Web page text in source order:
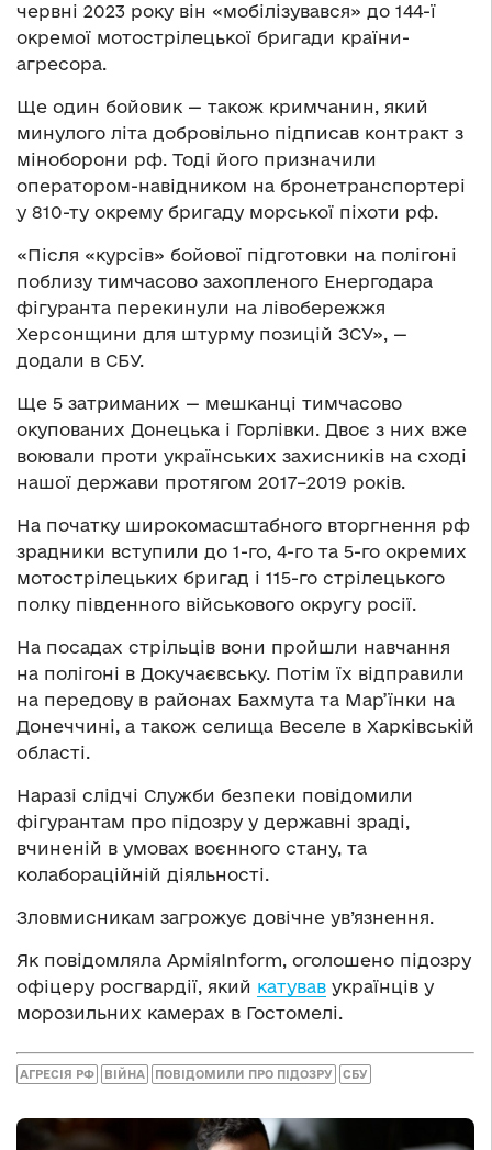
червні 2023 року він «мобілізувався» до 144-ї
окремої мотострілецької бригади країни-
агресора.
Ще один бойовик — також кримчанин, який
минулого літа добровільно підписав контракт з
міноборони рф. Тоді його призначили
оператором-навідником на бронетранспортері
у 810-ту окрему бригаду морської піхоти рф.
«Після «курсів» бойової підготовки на полігоні
поблизу тимчасово захопленого Енергодара
фігуранта перекинули на лівобережжя
Херсонщини для штурму позицій ЗСУ», —
додали в СБУ.
Ще 5 затриманих — мешканці тимчасово
окупованих Донецька і Горлівки. Двоє з них вже
воювали проти українських захисників на сході
нашої держави протягом 2017–2019 років.
На початку широкомасштабного вторгнення рф
зрадники вступили до 1-го, 4-го та 5-го окремих
мотострілецьких бригад і 115-го стрілецького
полку південного військового округу росії.
На посадах стрільців вони пройшли навчання
на полігоні в Докучаєвську. Потім їх відправили
на передову в районах Бахмута та Мар’їнки на
Донеччині, а також селища Веселе в Харківській
області.
Наразі слідчі Служби безпеки повідомили
фігурантам про підозру у державні зраді,
вчиненій в умовах воєнного стану, та
колабораційній діяльності.
Зловмисникам загрожує довічне ув’язнення.
Як повідомляла АрміяInform, оголошено підозру
офіцеру росгвардії, який катував українців у
морозильних камерах в Гостомелі.
АГРЕСІЯ РФ ВІЙНА ПОВІДОМИЛИ ПРО ПІДОЗРУ СБУ